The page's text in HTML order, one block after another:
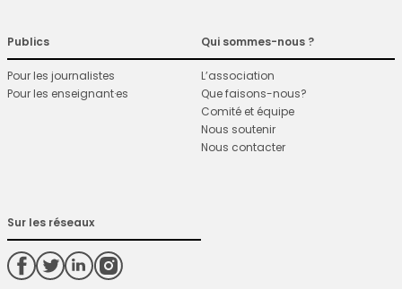
Publics
Pour les journalistes
Pour les enseignant·es
Qui sommes-nous ?
L’association
Que faisons-nous?
Comité et équipe
Nous soutenir
Nous contacter
Sur les réseaux